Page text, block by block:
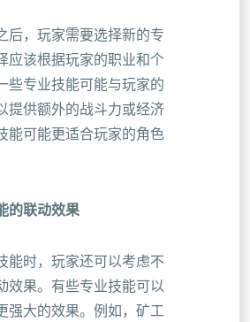
后，玩家需要选择新的专
应该根据玩家的职业和个
些专业技能可能与玩家的
提供额外的战斗力或经济
能可能更适合玩家的角色
的联动效果
能时，玩家还可以考虑不
效果。有些专业技能可以
强大的效果。例如，矿工